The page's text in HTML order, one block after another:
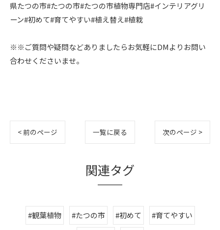
県たつの市#たつの市#たつの市植物専門店#インテリアグリ
ーン#初めて#育てやすい#植え替え#植栽
※※ご質問や疑問などありましたらお気軽にDMよりお問い
合わせくださいませ。
< 前のページ 一覧に戻る 次のページ >
関連タグ
#観葉植物 #たつの市 #初めて #育てやすい